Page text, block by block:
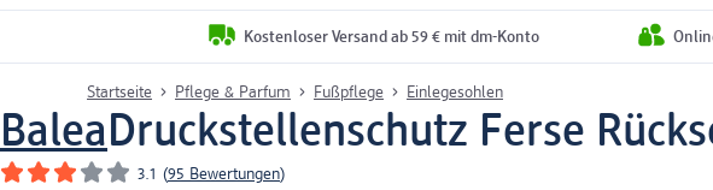
Kostenloser Versand ab 59 € mit dm-Konto
Startseite Pflege & Parfum Fußpflege Einlegesohlen
BaleaDruckstellenschutz Ferse
3.1 (95 Bewertungen)